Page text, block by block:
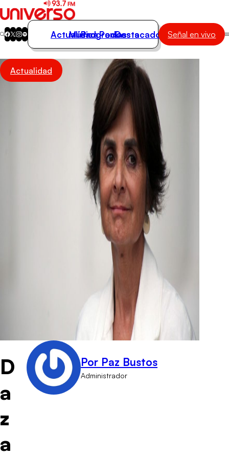
Actualidad
Música
Actualidad
Música
Programas
Podcasts
Destacados Señal en vivo
Actualidad
D
a
z
a
Por Paz Bustos
Administrador